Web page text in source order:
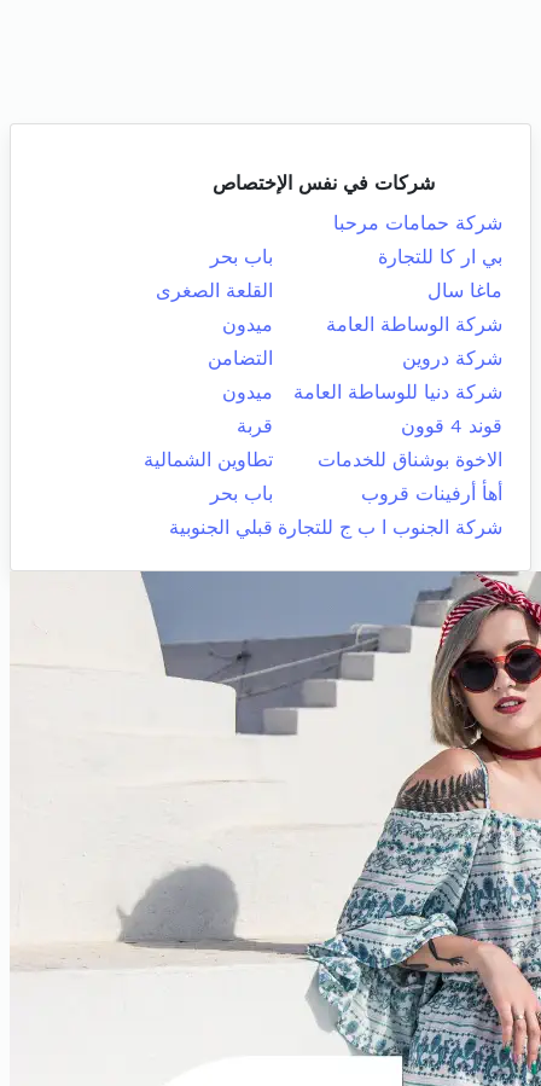
شركات في نفس الإختصاص
شركة حمامات مرحبا
بي ار كا للتجارة
باب بحر
ماغا سال
القلعة الصغرى
شركة الوساطة العامة
ميدون
شركة دروين
التضامن
شركة دنيا للوساطة العامة
ميدون
قوند 4 قوون
قربة
الاخوة بوشناق للخدمات
تطاوين الشمالية
أهأ أرفينات قروب
باب بحر
شركة الجنوب ا ب ج للتجارة قبلي الجنوبية